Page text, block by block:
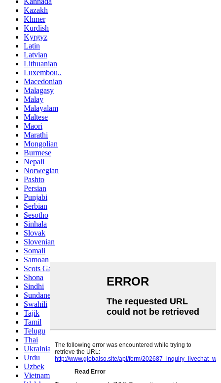
Kazakh
Khmer
Kurdish
Kyrgyz
Latin
Latvian
Lithuanian
Luxembou..
Macedonian
Malagasy
Malay
Malayalam
Maltese
Maori
Marathi
Mongolian
Burmese
Nepali
Norwegian
Pashto
Persian
Punjabi
Serbian
Sesotho
Sinhala
Slovak
Slovenian
Somali
Samoan
Scots Gaelic
Shona
Sindhi
Sundanese
Swahili
Tajik
Tamil
Telugu
Thai
Ukrainian
Urdu
Uzbek
Vietnamese